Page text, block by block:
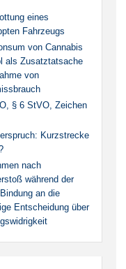
eines
Fahrzeugs
von Cannabis
als Zusatztatsache
von
§ 6 StVO, Zeichen
Kurzstrecke
nach
während der
an die
Entscheidung über